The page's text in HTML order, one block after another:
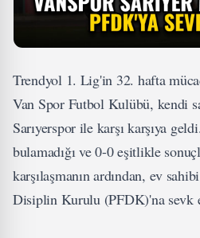
Trendyol 1. Lig'in 32. hafta
Van Spor Futbol Kulübü, kendi
Sarıyerspor ile karşı karşıya
bulamadığı ve 0-0 eşitlikle
karşılaşmanın ardından, ev
Disiplin Kurulu (PFDK)'na sevk